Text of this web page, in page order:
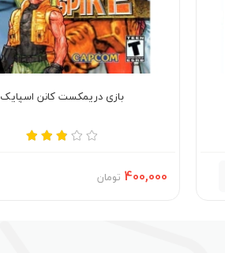
بازی دریمکست کانن اسپایک
400,000 تومان